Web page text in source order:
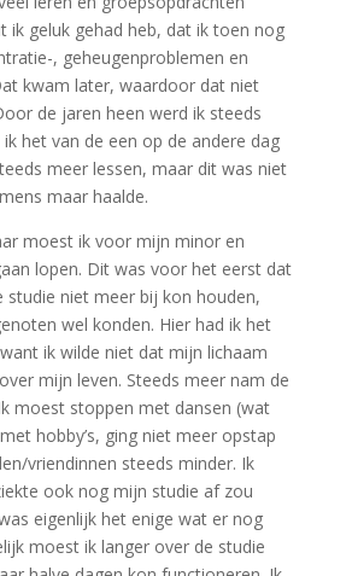
ik geluk gehad heb, dat ik toen nog
, geheugenproblemen en
kwam later, waardoor dat niet
de jaren heen werd ik steeds
het van de een op de andere dag
meer lessen, maar dit was niet
maar haalde.
moest ik voor mijn minor en
lopen. Dit was voor het eerst dat
studie niet meer bij kon houden,
wel konden. Hier had ik het
ik wilde niet dat mijn lichaam
mijn leven. Steeds meer nam de
moest stoppen met dansen (wat
hobby’s, ging niet meer opstap
vriendinnen steeds minder. Ik
ook nog mijn studie af zou
eigenlijk het enige wat er nog
moest ik langer over de studie